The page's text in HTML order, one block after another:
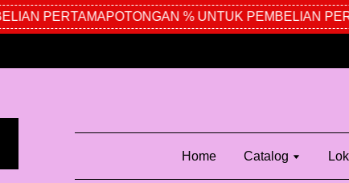
PERTAMAPOTONGAN % UNTUK PEMBELIAN
Home Catalog